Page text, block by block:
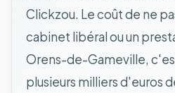
Clickzou. Le coût de ne
cabinet libéral ou un
Orens-de-Gameville,
plusieurs milliers d'euros